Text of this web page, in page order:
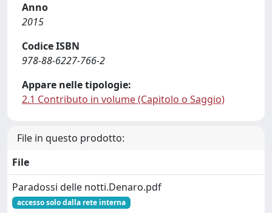
Anno
2015
Codice ISBN
978-88-6227-766-2
Appare nelle tipologie:
2.1 Contributo in volume (Capitolo o Saggio)
File in questo prodotto:
File
Paradossi delle notti.Denaro.pdf
accesso solo dalla rete interna